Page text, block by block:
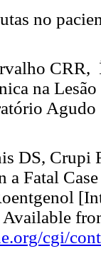
no
na
DS, Crupi
a Fatal
cgi/